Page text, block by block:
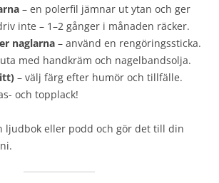
– en polerfil jämnar ut ytan och ger
inte – 1–2 gånger i månaden räcker.
naglarna – använd en rengöringssticka.
med handkräm och nagelbandsolja.
– välj färg efter humör och tillfälle.
och topplack!
ljudbok eller podd och gör det till din